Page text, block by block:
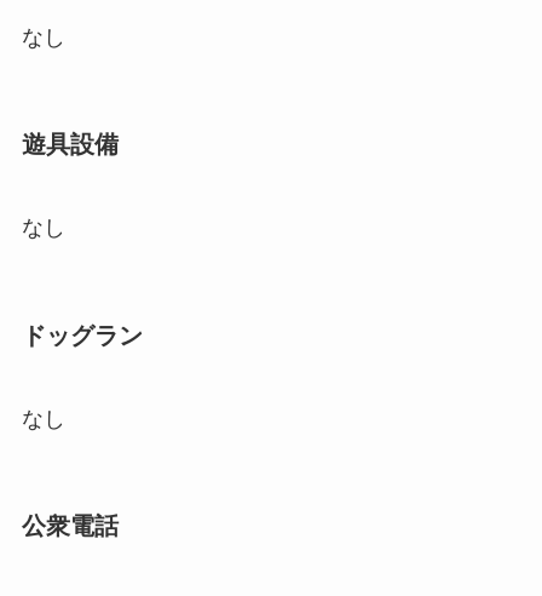
なし
遊具設備
なし
ドッグラン
なし
公衆電話